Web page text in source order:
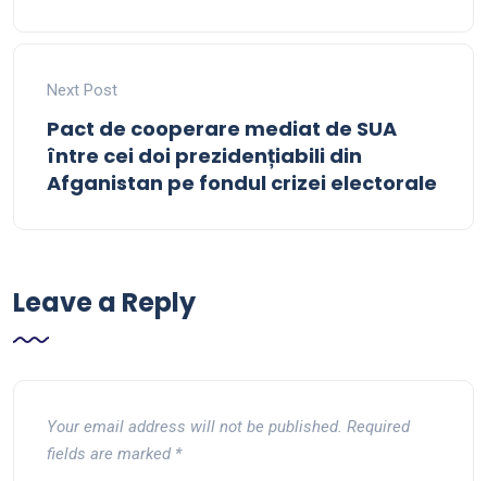
Next Post
Pact de cooperare mediat de SUA
între cei doi prezidențiabili din
Afganistan pe fondul crizei electorale
Leave a Reply
Your email address will not be published. Required
fields are marked *